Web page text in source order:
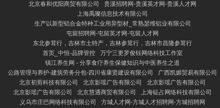
北京春和优阳商贸有限公司
贵溪招聘网-贵溪英才网-贵溪人才网
上海禹璨信息技术有限公司
生产以新型铝合金特种工业用异型材_常熟瑟维铝业有限公司
屯留招聘网-屯留英才网-屯留人才网
东北参茸行，吉林市土特产，吉林参茸行，吉林市昌隆参茸行
首页_中恒-品牌管控
万宁三更罗俊钰网络科技工作室
镇江养生网 - 分享食疗养生保健知识与中医养生之道
公路管理与养护-建筑劳务分包-四川省康贤建设有限公司
广西凯媚贸易有限公司
北京初剪科技有限公司
北京影瑶广告有限公司
北京影瑶广告有限公司
北京影瑶广告有限公司
北京慧遇商贸有限公司
上海钲占网络科技有限公司
义乌市庄巴网络科技有限公司
方城人才网-方城人才招聘网-方城招聘网